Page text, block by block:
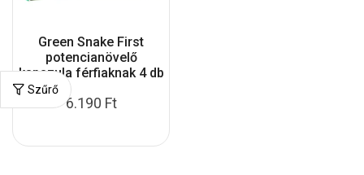
Szűrő
Green Snake First
potencianövelő
kapszula férfiaknak 4 db
6.190 Ft